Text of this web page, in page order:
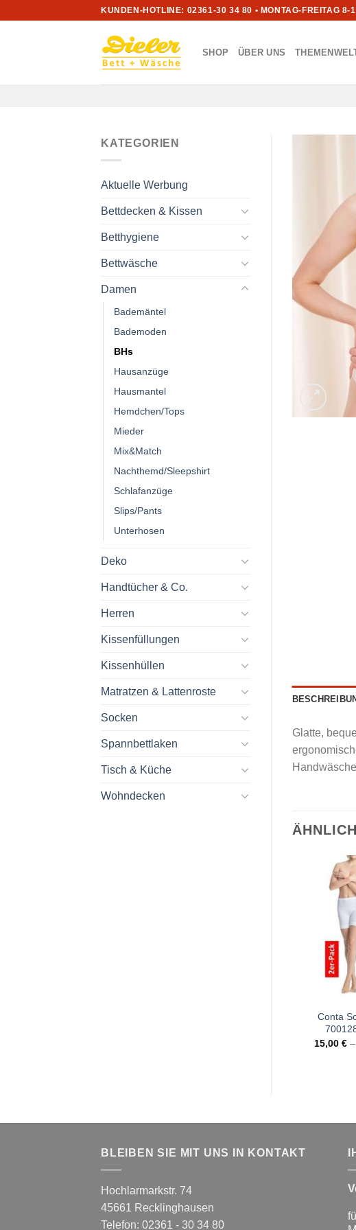
KUNDEN-HOTLINE: 02361-30 34 80 • MONTAG-FREITAG 8-
SHOP ÜBER UNS
KATEGORIEN
Aktuelle Werbung
Bettdecken & Kissen
Betthygiene
Bettwäsche
Damen
Bademäntel
Bademoden
BHs
Hausanzüge
Hausmantel
Hemdchen/Tops
Mieder
Mix&Match
Nachthemd/Sleepshirt
Schlafanzüge
Slips/Pants
Unterhosen
Deko
Handtücher & Co.
Herren
Kissenfüllungen
Kissenhüllen
Matratzen & Lattenroste
Socken
Spannbettlaken
Tisch & Küche
Wohndecken
Glatte,
Conta
15,00€ –
BLEIBEN SIE MIT UNS IN KONTAKT
Hochlarmarkstr. 74
45661 Recklinghausen
Telefon: 02361 - 30 34 80